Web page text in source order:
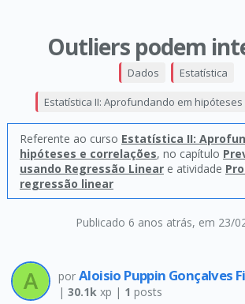
Outliers podem
Publicado 6 anos atrás, em 23/
Dados Estatística
Estatística II: Aprofundando em
Referente ao curso Estatística II:
hipóteses e correlações, no capítulo
usando Regressão Lineare atividade
regressão linear
por Aloisio Puppin Gonçalves
| 30.1kxp | 1 posts